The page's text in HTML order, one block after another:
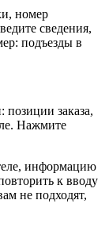
номер
сведения,
подъезды в
позиции заказа,
Нажмите
информацию
к вводу
не подходят,